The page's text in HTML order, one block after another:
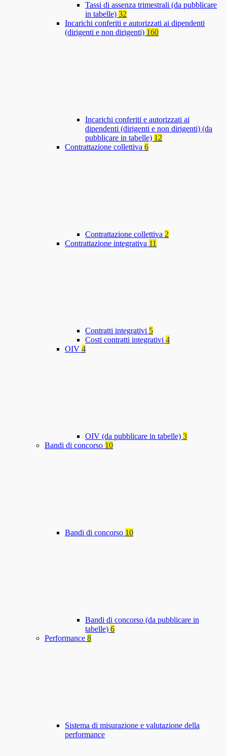
Tassi di assenza trimestrali (da pubblicare
in tabelle) 32
Incarichi conferiti e autorizzati ai dipendenti
(dirigenti e non dirigenti) 160
Incarichi conferiti e autorizzati ai
dipendenti (dirigenti e non dirigenti) (da
pubblicare in tabelle) 12
Contrattazione collettiva 6
Contrattazione collettiva 2
Contrattazione integrativa 11
Contratti integrativi 5
Costi contratti integrativi 4
OIV 4
OIV (da pubblicare in tabelle) 3
Bandi di concorso 10
Bandi di concorso 10
Bandi di concorso (da pubblicare in
tabelle) 6
Performance 8
Sistema di misurazione e valutazione della
performance